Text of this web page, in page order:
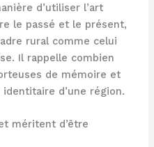
d’utiliser l’art
le passé et le présent,
rural comme celui
Il rappelle combien
de mémoire et
d’une région.
méritent d’être